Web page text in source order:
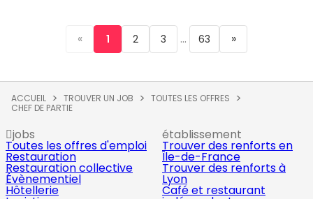
« 1 2 3 ... 63 »
ACCUEIL TROUVER UN JOB
TOUTES LES OFFRES
CHEF DE PARTIE
jobs
Toutes les offres d'emploi
Restauration
Restauration collective
Évènementiel
Hôtellerie
établissement
Trouver des renforts en
Île-de-France
Trouver des renforts à
Lyon
Café et restaurant